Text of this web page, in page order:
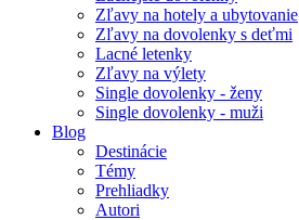
Zľavy na hotely a ubytovanie
Zľavy na dovolenky s deťmi
Lacné letenky
Zľavy na výlety
Single dovolenky - ženy
Single dovolenky - muži
Blog
Destinácie
Témy
Prehliadky
Autori